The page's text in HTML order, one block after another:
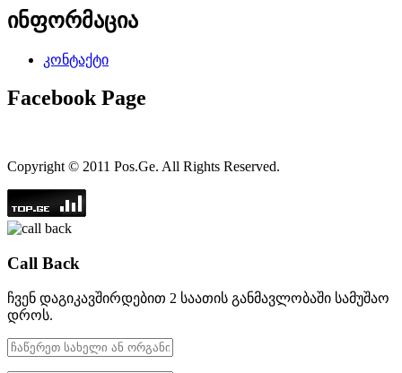
ინფორმაცია
კონტაქტი
Facebook Page
Copyright © 2011 Pos.Ge. All Rights Reserved.
Call Back
ჩვენ დაგიკავშირდებით 2 საათის განმავლობაში სამუშაო
დროს.